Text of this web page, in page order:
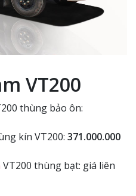
VT200
thùng bảo ôn:
kín VT200: 371.000.000
VT200 thùng bạt: giá liên